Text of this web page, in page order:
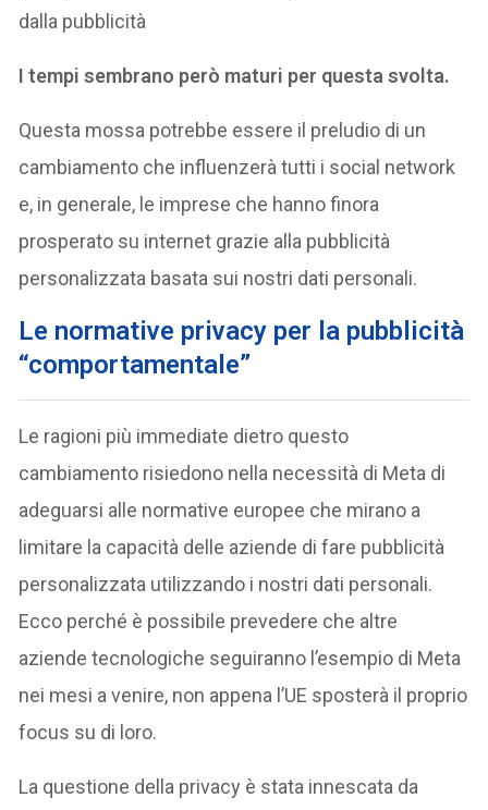
dalla pubblicità
I tempi sembrano però maturi per questa svolta.
Questa mossa potrebbe essere il preludio di un
cambiamento che influenzerà tutti i social network
e, in generale, le imprese che hanno finora
prosperato su internet grazie alla pubblicità
personalizzata basata sui nostri dati personali.
Le normative privacy per la pubblicità
“comportamentale”
Le ragioni più immediate dietro questo
cambiamento risiedono nella necessità di Meta di
adeguarsi alle normative europee che mirano a
limitare la capacità delle aziende di fare pubblicità
personalizzata utilizzando i nostri dati personali.
Ecco perché è possibile prevedere che altre
aziende tecnologiche seguiranno l’esempio di Meta
nei mesi a venire, non appena l’UE sposterà il proprio
focus su di loro.
La questione della privacy è stata innescata da